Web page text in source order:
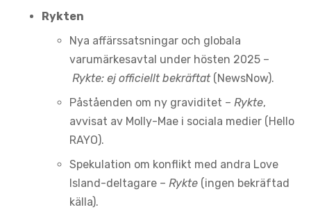
Rykten
Nya affärssatsningar och globala
varumärkesavtal under hösten 2025 –
Rykte: ej officiellt bekräftat(NewsNow).
Påståenden om ny graviditet – Rykte,
avvisat av Molly-Mae i sociala medier (Hello
RAYO).
Spekulation om konflikt med andra Love
Island-deltagare – Rykte (ingen bekräftad
källa).